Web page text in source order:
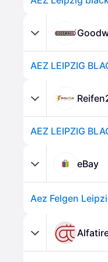
AEZ LEIPZIG
AEZ LEIPZIG
eBay